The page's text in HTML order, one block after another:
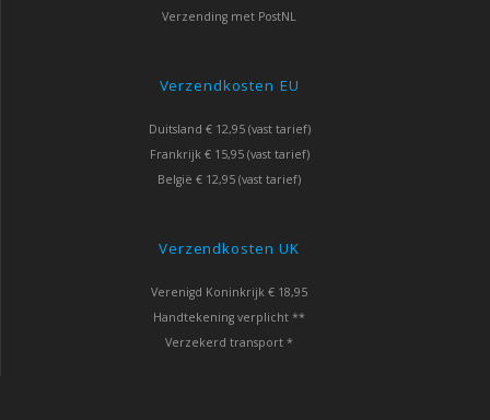
Verzending met PostNL
Verzendkosten EU
Duitsland € 12,95 (vast tarief)
Frankrijk € 15,95 (vast tarief)
België € 12,95 (vast tarief)
Verzendkosten UK
Verenigd Koninkrijk € 18,95
Handtekening verplicht **
Verzekerd transport *